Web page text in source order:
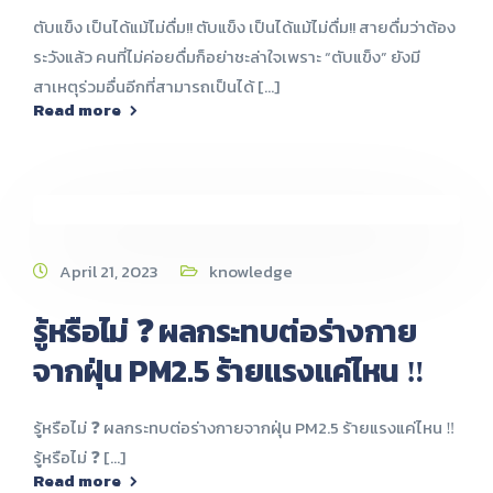
ตับแข็ง เป็นได้แม้ไม่ดื่ม!! ตับแข็ง เป็นได้แม้ไม่ดื่ม!! สายดื่มว่าต้อง
ระวังแล้ว คนที่ไม่ค่อยดื่มก็อย่าชะล่าใจเพราะ “ตับแข็ง” ยังมี
สาเหตุร่วมอื่นอีกที่สามารถเป็นได้ [...]
Read more
April 21, 2023 knowledge
รู้หรือไม่ ❓ ผลกระทบต่อร่างกาย
จากฝุ่น PM2.5 ร้ายแรงแค่ไหน ‼️
รู้หรือไม่ ❓ ผลกระทบต่อร่างกายจากฝุ่น PM2.5 ร้ายแรงแค่ไหน ‼️
รู้หรือไม่ ❓ [...]
Read more